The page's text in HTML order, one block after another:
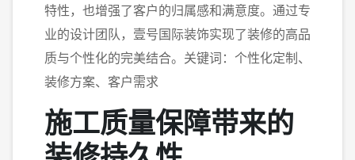
特性，也增强了客户的归属感和满意度。通过专
业的设计团队，壹号国际装饰实现了装修的高品
质与个性化的完美结合。关键词：个性化定制、
装修方案、客户需求
施工质量保障带来的